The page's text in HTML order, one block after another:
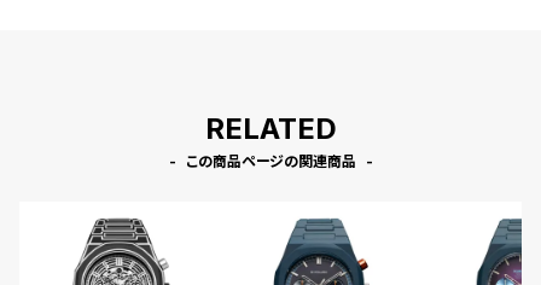
RELATED
この商品ページの関連商品